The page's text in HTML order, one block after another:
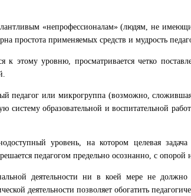
«непрофессионалам» (людям, не
простота применяемых средств и мудрость
к этому уровню, просматривается четко
педагог или микрогруппа (возможно,
систему образовательной и воспитательной
уровень, на котором целевая
педагогом предельно осознанно, с
деятельности ни в коей мере не
деятельности позволяет обогатить